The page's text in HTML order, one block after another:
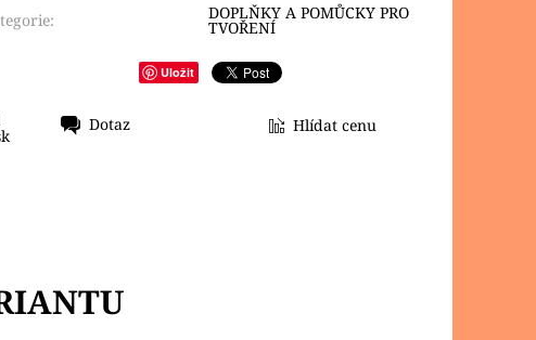
DOPLŇKY A POMŮCKY PRO
TVOŘENÍ
Uložit
Dotaz Hlídat cenu